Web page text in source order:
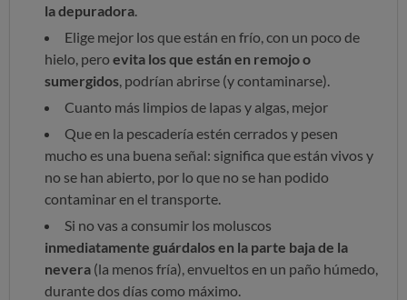
la depuradora
Elige mejor los que están en frío, con un poco de
hielo, pero evita los que están en remojo o
sumergidos , podrían abrirse (y contaminarse).
Cuanto más limpios de lapas y algas, mejor
Que en la pescadería estén cerrados y pesen
mucho es una buena señal: significa que están vivos y
no se han abierto, por lo que no se han podido
contaminar en el transporte.
Si no vas a consumir los moluscos
inmediatamente guárdalos en la parte baja de la
nevera (la menos fría), envueltos en un paño húmedo,
durante dos días como máximo.